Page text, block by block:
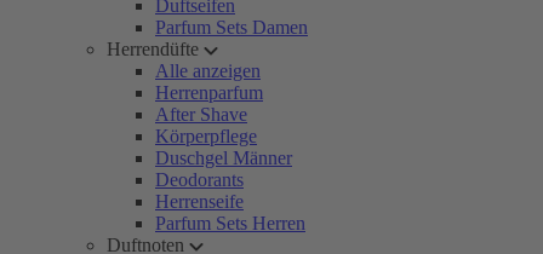
Duftseifen
Parfum Sets Damen
Herrendüfte
Alle anzeigen
Herrenparfum
After Shave
Körperpflege
Duschgel Männer
Deodorants
Herrenseife
Parfum Sets Herren
Duftnoten